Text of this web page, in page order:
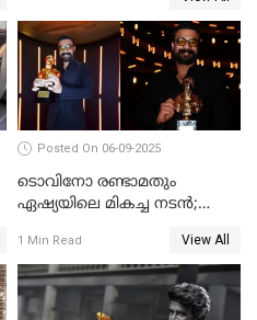
സ്നേഹിച്ചയാള്‍ തന്നെ
വഞ്ചിച്ചുപോയി’, ലൈവ്
വിഡിയോയിൽ
പൊട്ടിക്കരഞ്ഞ് നടി
Posted On 06-09-2025
ടൊവിനോ രണ്ടാമതും
ഏഷ്യയിലെ മികച്ച നടന്‍;
പുരസ്‌കാരം
1 Min Read View All